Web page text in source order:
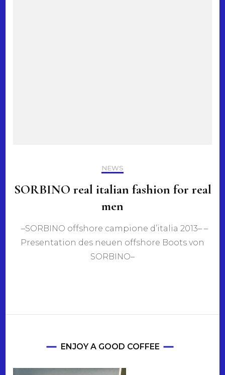
NEWS
SORBINO real italian fashion for real
men
–SORBINO offshore campione d’italia 2013– –
Presentation des neuen offshore Boots von
SORBINO–
ENJOY A GOOD COFFEE